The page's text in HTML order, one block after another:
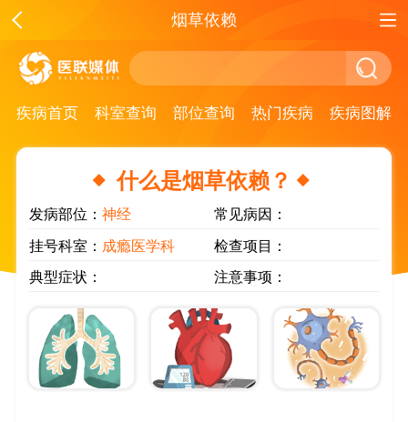
烟草依赖
疾病首页 科室查询 部位查询 热门疾病 疾病图解
什么是烟草依赖？
发病部位：神经 常见病因：
挂号科室： 成瘾医学科 检查项目：
典型症状： 注意事项：